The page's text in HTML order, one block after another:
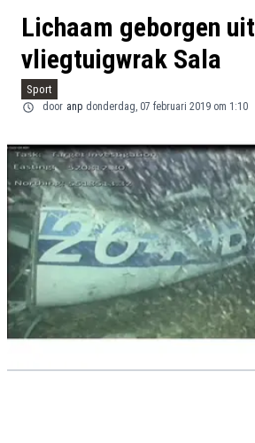
Lichaam geborgen uit
vliegtuigwrak Sala
Sport
door anp donderdag, 07 februari 2019 om 1:10